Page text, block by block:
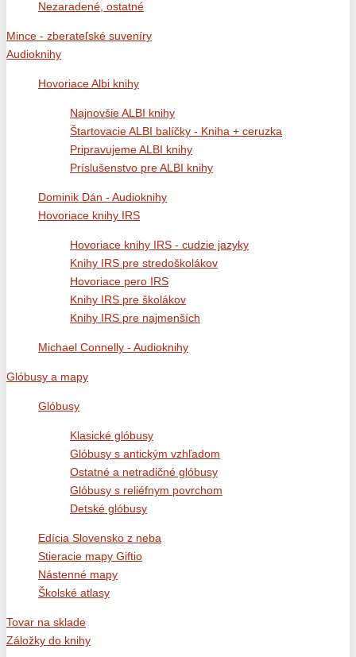
Nezaradené, ostatné
Mince - zberateľské suveníry
Audioknihy
Hovoriace Albi knihy
Najnovšie ALBI knihy
Štartovacie ALBI balíčky - Kniha + ceruzka
Pripravujeme ALBI knihy
Príslušenstvo pre ALBI knihy
Dominik Dán - Audioknihy
Hovoriace knihy IRS
Hovoriace knihy IRS - cudzie jazyky
Knihy IRS pre stredoškolákov
Hovoriace pero IRS
Knihy IRS pre školákov
Knihy IRS pre najmenších
Michael Connelly - Audioknihy
Glóbusy a mapy
Glóbusy
Klasické glóbusy
Glóbusy s antickým vzhľadom
Ostatné a netradičné glóbusy
Glóbusy s reliéfnym povrchom
Detské glóbusy
Edícia Slovensko z neba
Stieracie mapy Giftio
Nástenné mapy
Školské atlasy
Tovar na sklade
Záložky do knihy